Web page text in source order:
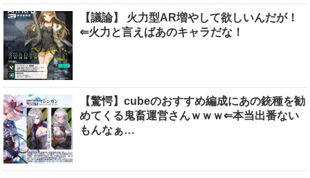
【議論】 火力型AR増やして欲しいんだが！
⇐火力と言えばあのキャラだな！
【驚愕】cubeのおすすめ編成にあの銃種を勧
めてくる鬼畜運営さんｗｗｗ⇐本当出番ない
もんなぁ…